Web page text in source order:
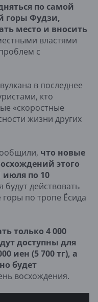
по самой
горы Фудзи,
место и вносить
властями
с
в последнее
кто
«скоростные
жизни других
что новые
этого
июля по 10
будут действовать
по тропе Ёсида
только 4 000
доступны для
иен (5 700 тг), а
будет
восхождения.